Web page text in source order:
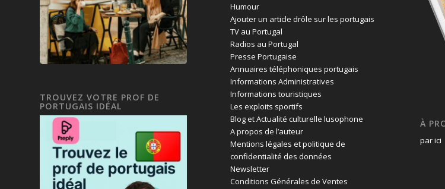
TROUVEZ VOTRE PROF DE
PORTUGAIS IDÉAL
Humour
Ajouter un article drôle sur les portugais
TV au Portugal
Radios au Portugal
Presse Portugaise
Annuaires téléphoniques portugais
Informations Administratives
Informations touristiques
Les exploits sportifs
Blog et Actualité culturelle lusophone
A propos de l’auteur
Mentions légales et politique de
confidentialité des données
Newsletter
Conditions Générales de Ventes
À
par ici